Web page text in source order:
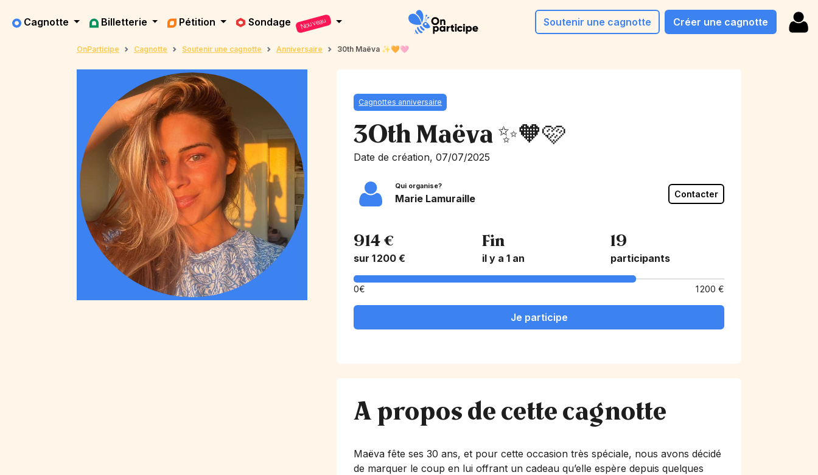
Cagnotte Billetterie Pétition Sondage Nouveau Soutenir une cagnotte Créer une cagnotte
OnParticipe Cagnotte Soutenir une cagnotte Anniversaire 30th Maëva ✨🧡🩷
Cagnottes anniversaire
30th Maëva ✨🧡🩷
Date de création, 07/07/2025
Qui organise?
Marie Lamuraille Contacter
914 €
sur 1 200 €
Fin
il y a 1 an
19
participants
0€ 1 200 €
Je participe
A propos de cette cagnotte
Maëva fête ses 30 ans, et pour cette occasion très spéciale, nous avons décidé
de marquer le coup en lui offrant un cadeau qu’elle espère depuis quelques